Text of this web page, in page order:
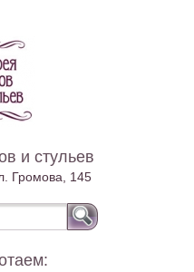
и стульев
Громова, 145